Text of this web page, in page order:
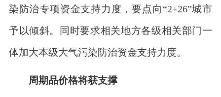
染防治专项资金支持力度，要点向“2+26”城市
予以倾斜。同时要求相关地方各级相关部门一
体加大本级大气污染防治资金支持力度。
周期品价格将获支撑